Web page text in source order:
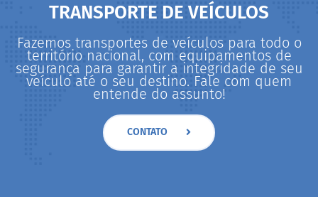
TRANSPORTE DE VEÍCULOS
Fazemos transportes de veículos para todo o
território nacional, com equipamentos de
segurança para garantir a integridade de seu
veículo até o seu destino. Fale com quem
entende do assunto!
CONTATO